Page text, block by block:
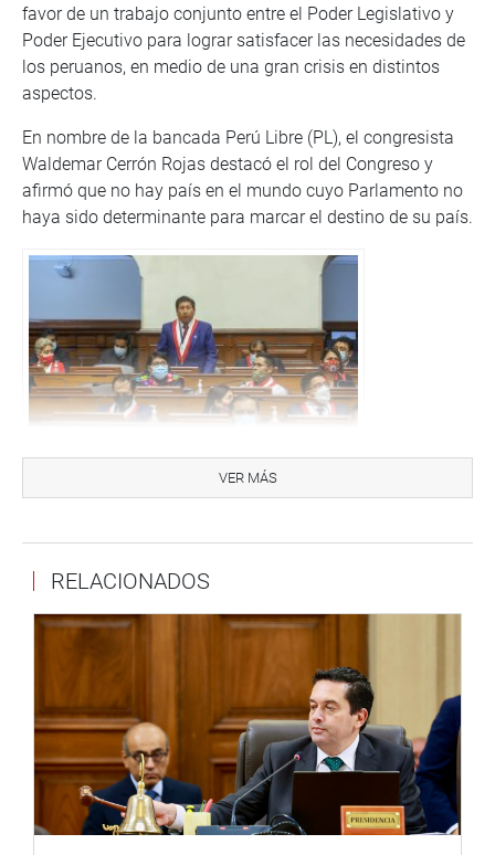
favor de un trabajo conjunto entre el Poder Legislativo y
Poder Ejecutivo para lograr satisfacer las necesidades de
los peruanos, en medio de una gran crisis en distintos
aspectos.
En nombre de la bancada Perú Libre (PL), el congresista
Waldemar Cerrón Rojas destacó el rol del Congreso y
afirmó que no hay país en el mundo cuyo Parlamento no
haya sido determinante para marcar el destino de su país.
Congresista Waldemar Cerrón Rojas (PL)
“La voz de los pueblos es justamente escuchada en estos
espacios. No hay país en el mundo que no tenga
Congreso. Hay que corregir y mejorarlo. Precisamente los
espacios de tolerancia y democracia nos lo permiten”,
Manifestó que hoy el pueblo está en el Parlamento y que
no es exclusividad de una bancada. “Y nosotros sabemos
escuchar cuando hay debates”, anotó al tiempo de
señalar que hoy, en el marco de la celebración por el 199.°
aniversario, hay otros desafíos.
VER MÁS
RELACIONADOS